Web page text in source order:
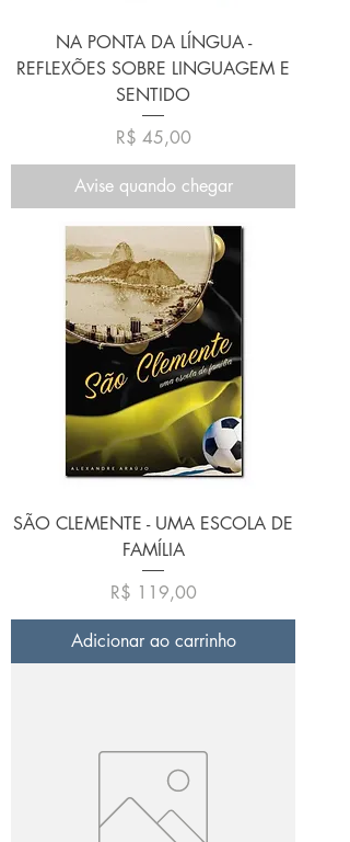
NA PONTA DA LÍNGUA -
REFLEXÕES SOBRE LINGUAGEM E
SENTIDO
Preço
R$ 45,00
Avise quando chegar
SÃO CLEMENTE - UMA ESCOLA DE
FAMÍLIA
Preço
R$ 119,00
Adicionar ao carrinho